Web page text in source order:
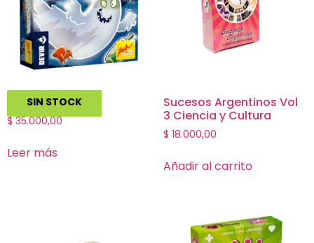
SIN STOCK
Fantasma Blitz
$35.000,00
Leer más
Sucesos Argentinos Vol
3 Ciencia y Cultura
$ 18.000,00
Añadir al carrito